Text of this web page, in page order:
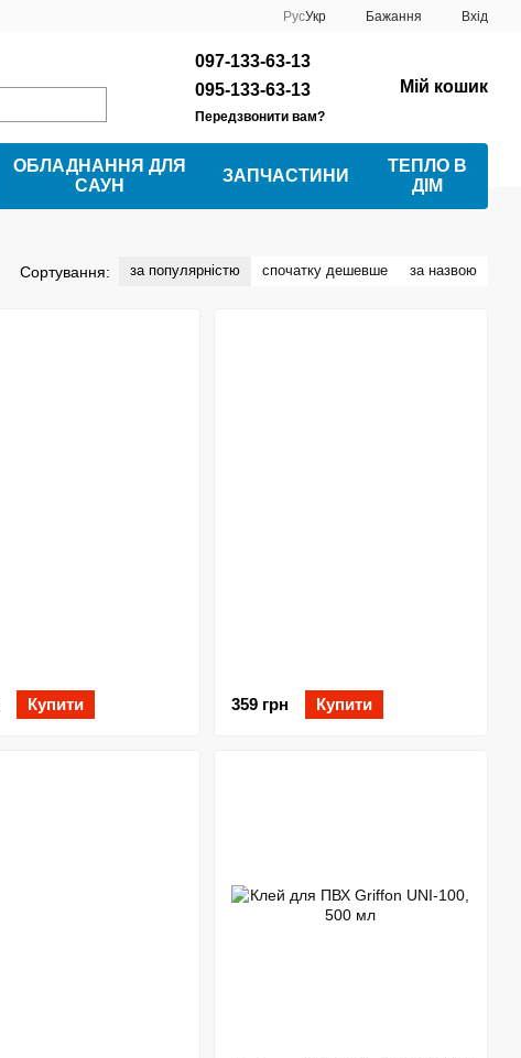
РусУкр Бажання Вхід
097-133-63-13
095-133-63-13
Передзвонити вам?
Мій кошик
ОБЛАДНАННЯ ДЛЯ
САУН
ЗАПЧАСТИНИ
ТЕПЛО В
ДІМ
Сортування: за популярністю спочатку дешевше за назвою
Купити 359 грн Купити